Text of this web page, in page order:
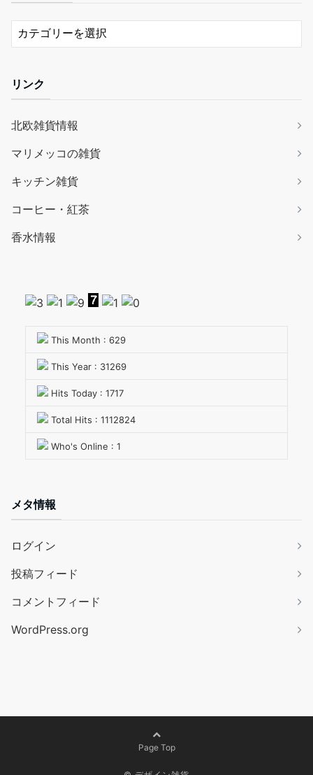
リンク
北欧雑貨情報
マリメッコの雑貨
キッチン雑貨
コーヒー・紅茶
香水情報
This Month : 629
This Year : 31269
Hits Today : 1717
Total Hits : 1112824
Who's Online : 1
メタ情報
ログイン
投稿フィード
コメントフィード
WordPress.org
Page Top